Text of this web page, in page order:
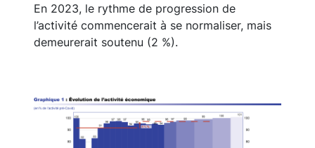
En 2023, le rythme de progression de
l’activité commencerait à se normaliser, mais
demeurerait soutenu (2 %).